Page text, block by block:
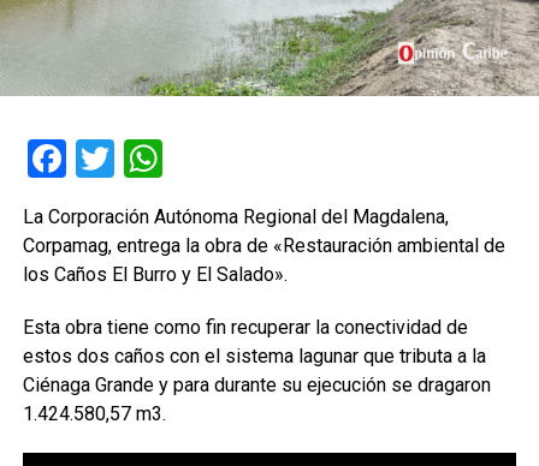
Facebook
TwitterWhatsApp
La Corporación Autónoma Regional del Magdalena,
Corpamag, entrega la obra de «Restauración ambiental de
los Caños El Burro y El Salado».
Esta obra tiene como fin recuperar la conectividad de
estos dos caños con el sistema lagunar que tributa a la
Ciénaga Grande y para durante su ejecución se dragaron
1.424.580,57 m3.